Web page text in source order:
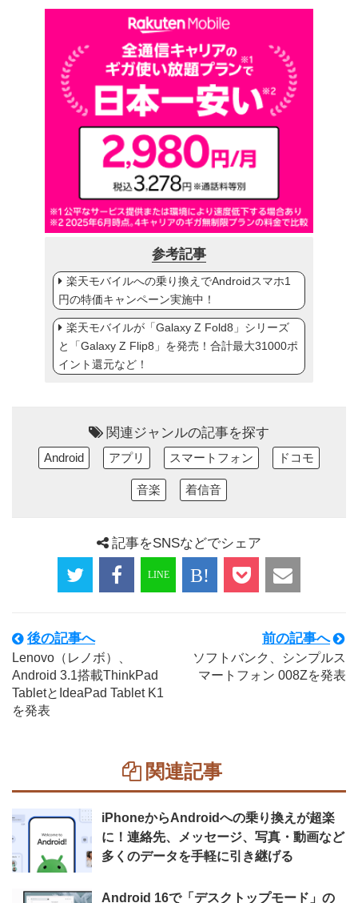
参考記事
楽天モバイルへの乗り換えでAndroidスマホ1
円の特価キャンペーン実施中！
楽天モバイルが「Galaxy Z Fold8」シリーズ
と「Galaxy Z Flip8」を発売！合計最大31000ポ
イント還元など！
関連ジャンルの記事を探す
Android アプリ スマートフォン ドコモ
音楽 着信音
記事をSNSなどでシェア
後の記事へ
Lenovo（レノボ）、
Android 3.1搭載ThinkPad
TabletとIdeaPad Tablet K1
を発表
前の記事へ
ソフトバンク、シンプルス
マートフォン 008Zを発表
関連記事
iPhoneからAndroidへの乗り換えが超楽
に！連絡先、メッセージ、写真・動画など
多くのデータを手軽に引き継げる
Android 16で「デスクトップモード」の